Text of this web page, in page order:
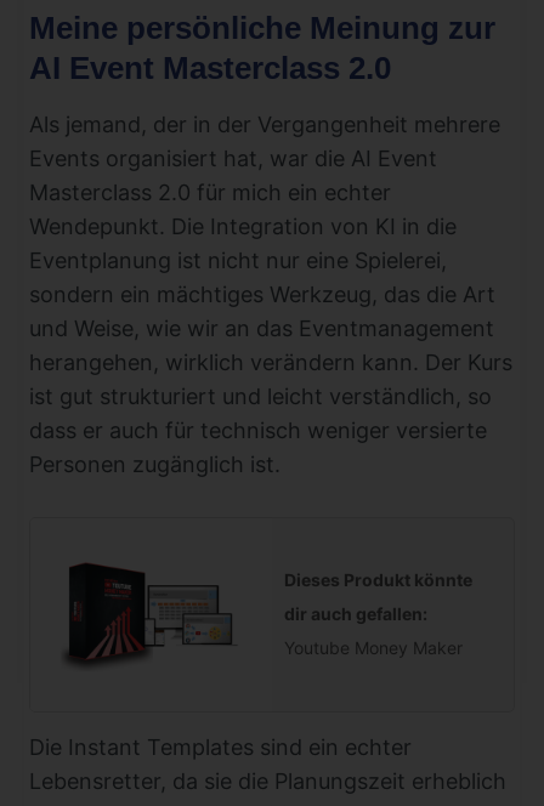
Meine persönliche Meinung zur
AI Event Masterclass 2.0
Als jemand, der in der Vergangenheit mehrere
Events organisiert hat, war die AI Event
Masterclass 2.0 für mich ein echter
Wendepunkt. Die Integration von KI in die
Eventplanung ist nicht nur eine Spielerei,
sondern ein mächtiges Werkzeug, das die Art
und Weise, wie wir an das Eventmanagement
herangehen, wirklich verändern kann. Der Kurs
ist gut strukturiert und leicht verständlich, so
dass er auch für technisch weniger versierte
Personen zugänglich ist.
Dieses Produkt könnte
dir auch gefallen:
Youtube Money Maker
Die Instant Templates sind ein echter
Lebensretter, da sie die Planungszeit erheblich